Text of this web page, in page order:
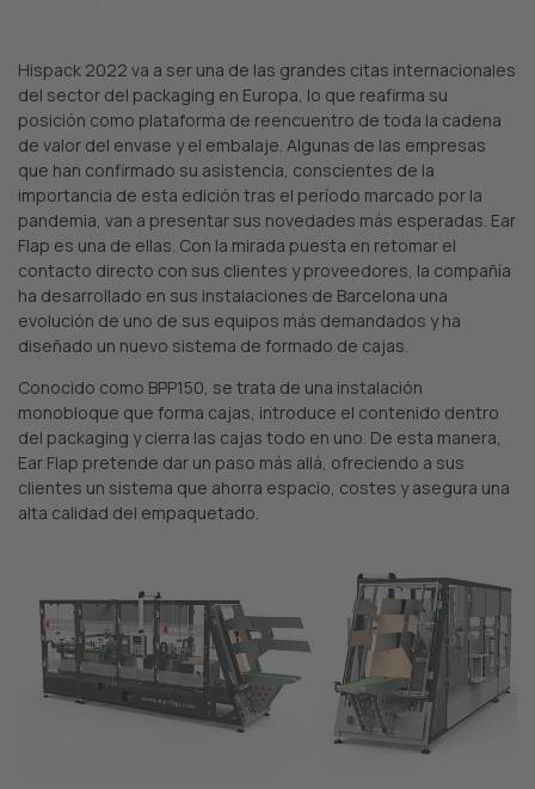
Hispack 2022 va a ser una de las grandes citas internacionales
del sector del packaging en Europa, lo que reafirma su
posición como plataforma de reencuentro de toda la cadena
de valor del envase y el embalaje. Algunas de las empresas
que han confirmado su asistencia, conscientes de la
importancia de esta edición tras el período marcado por la
pandemia, van a presentar sus novedades más esperadas. Ear
Flap es una de ellas. Con la mirada puesta en retomar el
contacto directo con sus clientes y proveedores, la compañía
ha desarrollado en sus instalaciones de Barcelona una
evolución de uno de sus equipos más demandados y ha
diseñado un nuevo sistema de formado de cajas.
Conocido como BPP150, se trata de una instalación
monobloque que forma cajas, introduce el contenido dentro
del packaging y cierra las cajas todo en uno. De esta manera,
Ear Flap pretende dar un paso más allá, ofreciendo a sus
clientes un sistema que ahorra espacio, costes y asegura una
alta calidad del empaquetado.